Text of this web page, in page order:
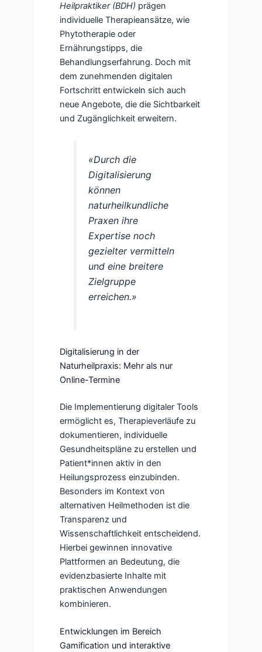
Heilpraktiker (BDH) prägen
individuelle Therapieansätze, wie
Phytotherapie oder
Ernährungstipps, die
Behandlungserfahrung. Doch mit
dem zunehmenden digitalen
Fortschritt entwickeln sich auch
neue Angebote, die die Sichtbarkeit
und Zugänglichkeit erweitern.
«Durch die
Digitalisierung
können
naturheilkundliche
Praxen ihre
Expertise noch
gezielter vermitteln
und eine breitere
Zielgruppe
erreichen.»
Digitalisierung in der
Naturheilpraxis: Mehr als nur
Online-Termine
Die Implementierung digitaler Tools
ermöglicht es, Therapieverläufe zu
dokumentieren, individuelle
Gesundheitspläne zu erstellen und
Patient*innen aktiv in den
Heilungsprozess einzubinden.
Besonders im Kontext von
alternativen Heilmethoden ist die
Transparenz und
Wissenschaftlichkeit entscheidend.
Hierbei gewinnen innovative
Plattformen an Bedeutung, die
evidenzbasierte Inhalte mit
praktischen Anwendungen
kombinieren.
Entwicklungen im Bereich
Gamification und interaktive